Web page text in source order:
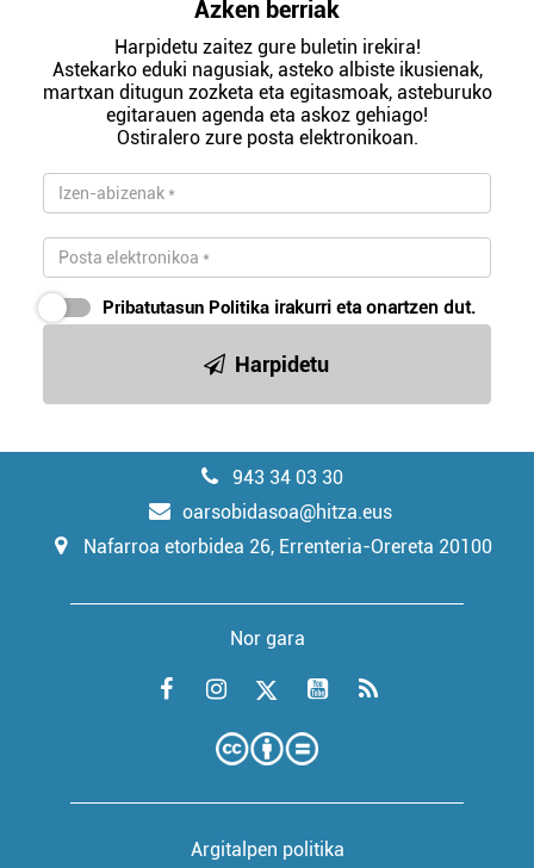
Azken berriak
Harpidetu zaitez gure buletin irekira!
Astekarko eduki nagusiak, asteko albiste ikusienak,
martxan ditugun zozketa eta egitasmoak, asteburuko
egitarauen agenda eta askoz gehiago!
Ostiralero zure posta elektronikoan.
Pribatutasun Politika irakurri eta onartzen dut.
Harpidetu
943 34 03 30
oarsobidasoa@hitza.eus
Nafarroa etorbidea 26, Errenteria-Orereta 20100
Nor gara
Argitalpen politika